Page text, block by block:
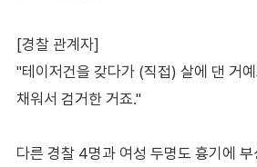
[경찰 관계자]
"테이저건을 갖다가 (직접) 살에 댄 거
채워서 검거한 거죠."
다른 경찰 4명과 여성 두명도 흉기에